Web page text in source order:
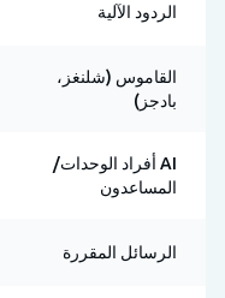
الردود الآلية
القاموس (شلنغز،
بادجز)
AI أفراد الوحدات/
المساعدون
الرسائل المقررة